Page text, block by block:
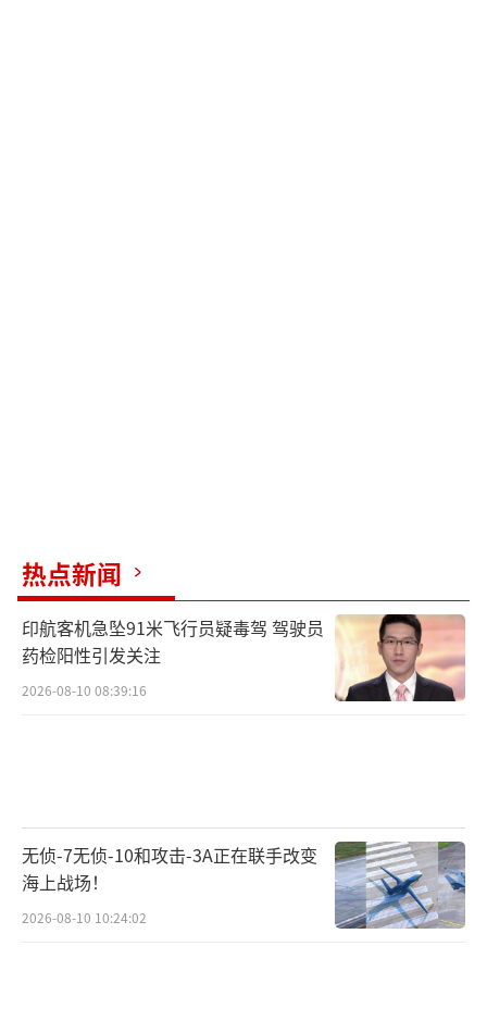
热点新闻
印航客机急坠91米飞行员疑毒驾 驾驶员
药检阳性引发关注
2026-08-10 08:39:16
无侦-7无侦-10和攻击-3A正在联手改变
海上战场！
2026-08-10 10:24:02